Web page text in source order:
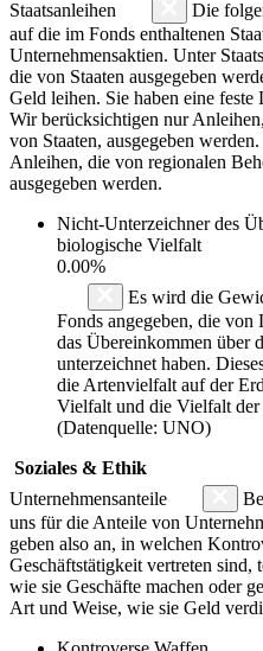
Staatsanleihen
Die
auf die im Fonds enthaltenen
Unternehmensaktien. Unter
die von Staaten ausgegeben
Geld leihen. Sie haben eine
Wir berücksichtigen nur
von Staaten, ausgegeben
Anleihen, die von regionalen
ausgegeben werden.
Nicht-Unterzeichner des
biologische Vielfalt
0.00%
Es wird die
Fonds angegeben, die von
das Übereinkommen über
unterzeichnet haben.
die Artenvielfalt auf der
Vielfalt und die Vielfalt der
(Datenquelle: UNO)
Soziales & Ethik
Unternehmensanteile
uns für die Anteile von
geben also an, in welchen
Geschäftstätigkeit vertreten
wie sie Geschäfte machen oder
Art und Weise, wie sie Geld